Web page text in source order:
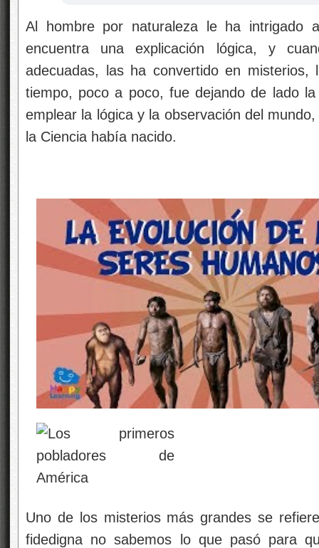
Al hombre por naturaleza le ha intrigado
encuentra una explicación lógica, y
adecuadas, las ha convertido en
tiempo, poco a poco, fue dejando de lado
emplear la lógica y la observación del
la Ciencia había nacido.
Uno de los misterios más grandes se
fidedigna no sabemos lo que pasó para